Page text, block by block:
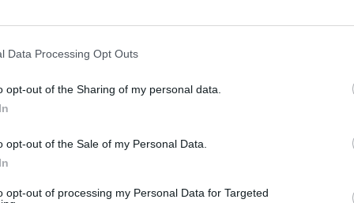
Data Processing Opt Outs
opt-out of the Sharing of my personal data.
opt-out of the Sale of my Personal Data.
opt-out of processing my Personal Data for Targeted
liko
medžius